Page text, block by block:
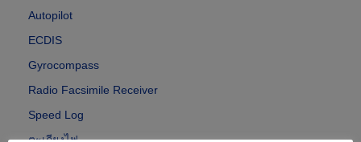
Autopilot
ECDIS
Gyrocompass
Radio Facsimile Receiver
Speed Log
ตะเกียงไฟ